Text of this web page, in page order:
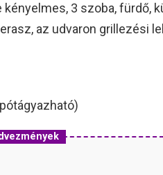
3 szoba, fürdő,
az udvaron grillezési